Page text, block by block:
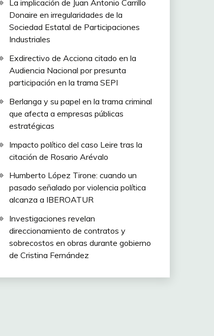
La implicación de Juan Antonio Carrillo
Donaire en irregularidades de la
Sociedad Estatal de Participaciones
Industriales
Exdirectivo de Acciona citado en la
Audiencia Nacional por presunta
participación en la trama SEPI
Berlanga y su papel en la trama criminal
que afecta a empresas públicas
estratégicas
Impacto político del caso Leire tras la
citación de Rosario Arévalo
Humberto López Tirone: cuando un
pasado señalado por violencia política
alcanza a IBEROATUR
Investigaciones revelan
direccionamiento de contratos y
sobrecostos en obras durante gobierno
de Cristina Fernández